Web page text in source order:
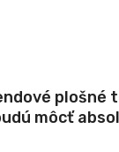
môcť